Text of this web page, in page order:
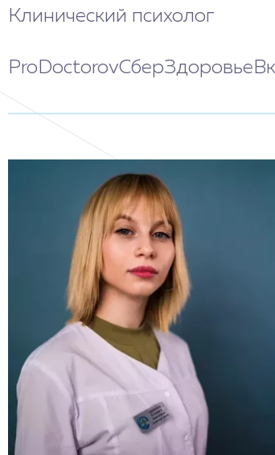
Клинический психолог
ProDoctorovСберЗдоровье